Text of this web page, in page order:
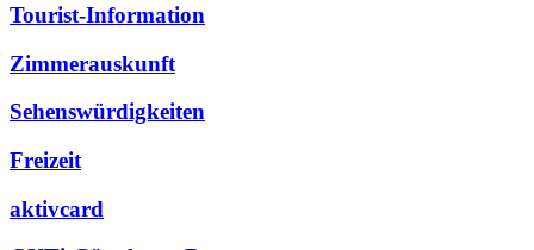
Tourist-Information
Zimmerauskunft
Sehenswürdigkeiten
Freizeit
aktivcard